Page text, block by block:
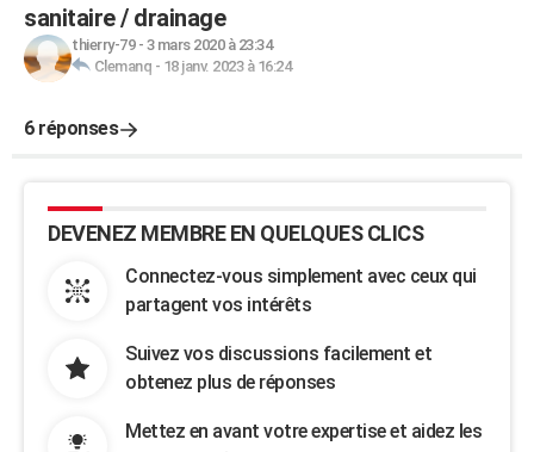
sanitaire / drainage
thierry-79- 3 mars 2020 à 23:34
Clemanq - 18 janv. 2023 à 16:24
6 réponses
DEVENEZ MEMBRE EN QUELQUES CLICS
Connectez-vous simplement avec ceux qui
partagent vos intérêts
Suivez vos discussions facilement et
obtenez plus de réponses
Mettez en avant votre expertise et aidez les